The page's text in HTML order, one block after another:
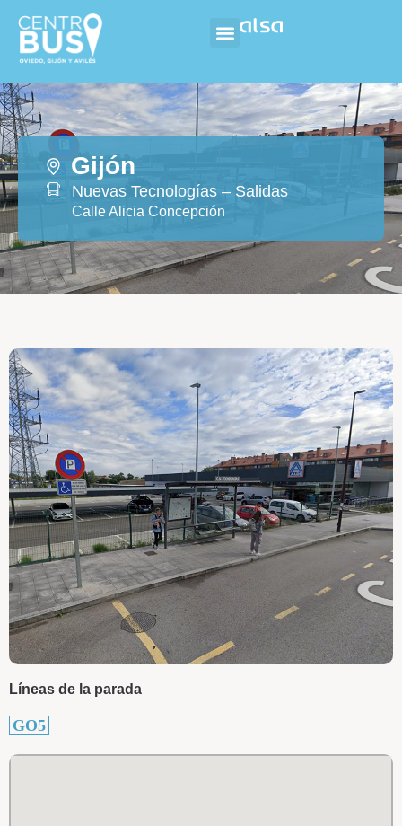
Gijón
Nuevas Tecnologías – Salidas
Calle Alicia Concepción
Líneas de la parada
GO5